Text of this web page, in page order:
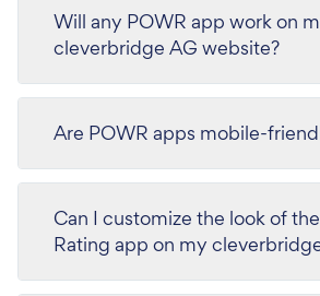
Will any POWR app work on
cleverbridge AG website?
Are POWR apps mobile-
Can I customize the look of
Rating app on my